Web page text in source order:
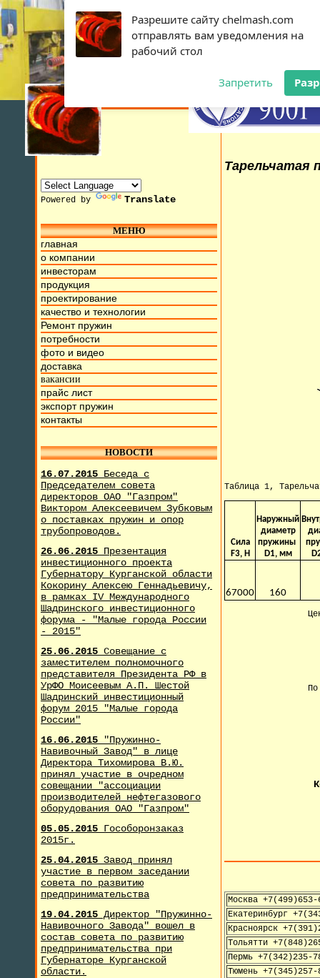
Разрешите сайту chelmash.com
отправлять вам уведомления на
рабочий стол
Запретить
Powered by Translate
МЕНЮ
главная
о компании
инвесторам
продукция
проектирование
качество и технологии
Ремонт пружин
потребности
фото и видео
доставка
вакансии
прайс лист
экспорт пружин
контакты
НОВОСТИ
16.07.2015 Беседа с
Председателем совета
директоров ОАО "Газпром"
Виктором Алексеевичем Зубковым
о поставках пружин и опор
трубопроводов.
26.06.2015 Презентация
инвестиционного проекта
Губернатору Курганской области
Кокорину Алексею Геннадьевичу,
в рамках IV Международного
Шадринского инвестиционного
форума - "Малые города России
- 2015"
25.06.2015 Совещание с
заместителем полномочного
представителя Президента РФ в
УрФО Моисеевым А.П. Шестой
Шадринский инвестиционный
форум 2015 "Малые города
России"
16.06.2015
"Пружинно-
Навивочный Завод" в лице
Директора Тихомирова В.Ю.
принял участие в очредном
совещании "ассоциации
производителей нефтегазового
оборудования ОАО "Газпром"
05.05.2015 Гособоронзаказ
2015г.
25.04.2015 Завод принял
участие в первом заседании
совета по развитию
предпринимательства
19.04.2015 Директор "Пружинно-
Навивочного Завода" вошел в
состав совета по развитию
предпринимательства при
Губернаторе Курганской
области.
Тарельчатая
Мы находимся на ул. Труда, д.17. Бесплатный номер
Таблица 1,
Сила
F3, H
Наружный
диаметр
пружины
D1, мм
67000 160
Москва +7(499)653-
Екатеринбург
Красноярск
Тольятти
Пермь +7(342)235-
Тюмень +7(345)257-